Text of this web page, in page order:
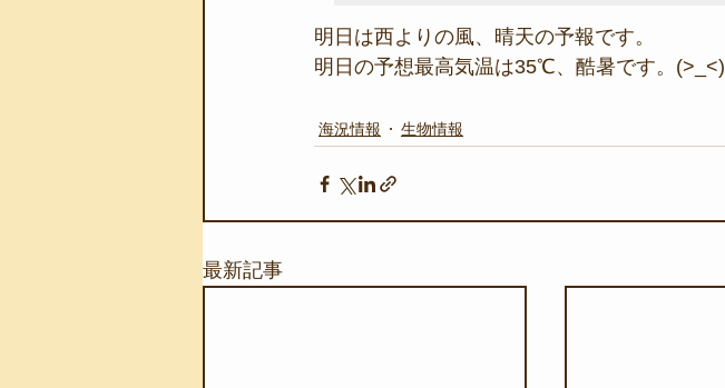
明日は西よりの風、晴天の予報です。
明日の予想最高気温は35℃、酷暑です。(>_<)
海況情報 生物情報
最新記事